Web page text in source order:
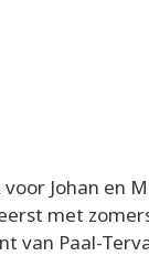
Johan en
met
van Paal-